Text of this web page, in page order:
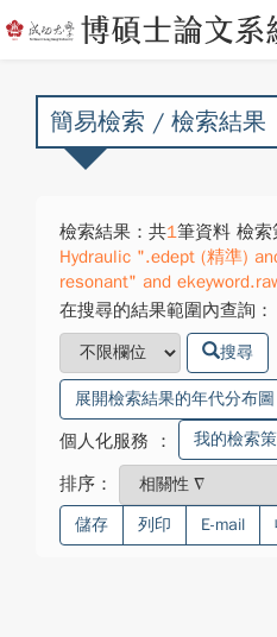
簡易檢索 / 檢索結果
檢索結果：共1筆資料 檢索
Hydraulic ".edept (精準)
resonant" and
在搜尋的結果範圍內查詢：
搜尋
展開檢索結果的年代分布圖
個人化服務 ： 我的檢索
排序：
儲存 列印 E-mail